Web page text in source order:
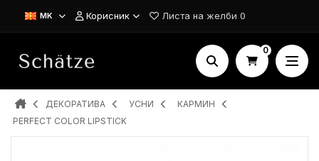
MK Корисник Листа на желби 0
0
ДЕКОРАТИВА УСНИ
КАРМИН
PERFECT COLOR LIPSTICK